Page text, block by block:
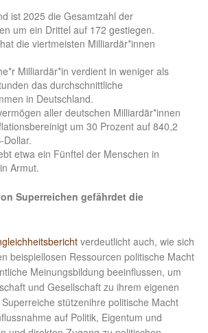
ist 2025 die Gesamtzahl der
um ein Drittel auf 172 gestiegen.
die viertmeisten Milliardär*innen
Milliardär*in verdient in weniger als
das durchschnittliche
in Deutschland.
aller deutschen Milliardär*innen
um 30 Prozent auf 840,2
Dollar.
etwa ein Fünftel der Menschen in
Armut.
Superreichen gefährdet die
verdeutlicht auch, wie sich
beispiellosen Ressourcen politische Macht
Meinungsbildung beeinflussen, um
und Gesellschaft zu ihrem eigenen
stützenihre politische Macht
auf Politik, Eigentum und